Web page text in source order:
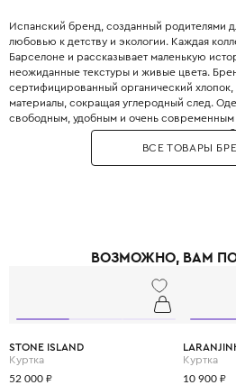
Испанский бренд, созданный родителями
любовью к детству и экологии. Каждая
Барселоне и рассказывает маленькую
неожиданные текстуры и живые цвета.
сертифицированный органический
материалы, сокращая углеродный след.
свободным, удобным и очень
манжеты, мягкие резинки и плоские швы
свободу движений для игр и сна. Принты
бренда: забавные животные, абстрактные
ВСЕ ТОВАРЫ
ВОЗМОЖНО, ВАМ
STONE ISLAND
Куртка
52 000 ₽
Куртка
10 900 ₽